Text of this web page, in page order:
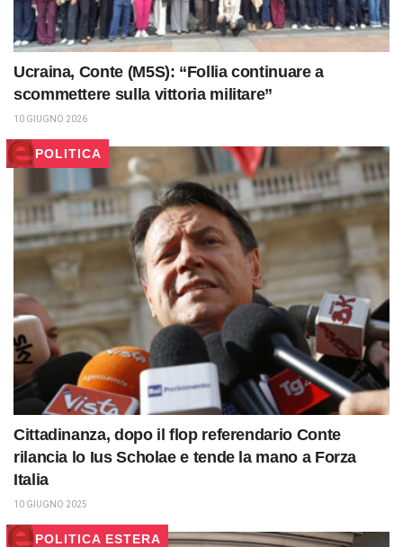
Ucraina, Conte (M5S): “Follia continuare a
scommettere sulla vittoria militare”
10 GIUGNO 2026
POLITICA
Cittadinanza, dopo il flop referendario Conte
rilancia lo Ius Scholae e tende la mano a Forza
Italia
10 GIUGNO 2025
POLITICA ESTERA